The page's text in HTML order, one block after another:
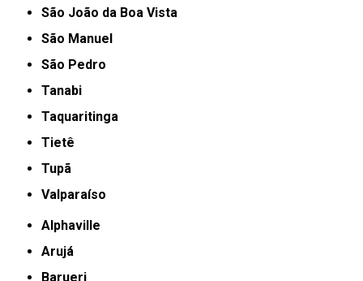
São João da Boa Vista
São Manuel
São Pedro
Tanabi
Taquaritinga
Tietê
Tupã
Valparaíso
Alphaville
Arujá
Barueri